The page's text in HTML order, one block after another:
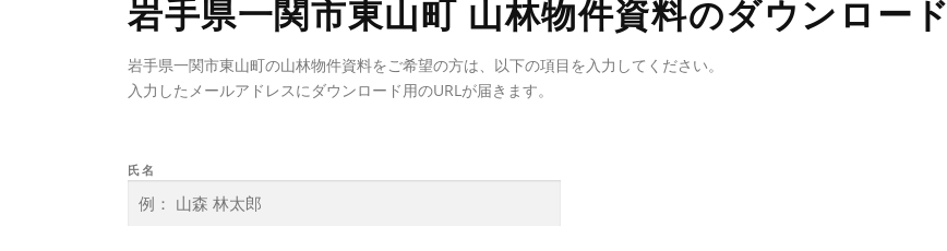
岩手県一関市東山町 山林物件資料のダウンロード
岩手県一関市東山町の山林物件資料をご希望の方は、以下の項目を入力してください。
入力したメールアドレスにダウンロード用のURLが届きます。
氏名